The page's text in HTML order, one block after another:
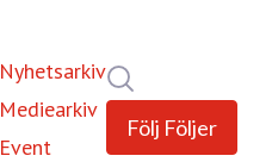
Nyhetsarkiv
Mediearkiv
Event
Följ Följer